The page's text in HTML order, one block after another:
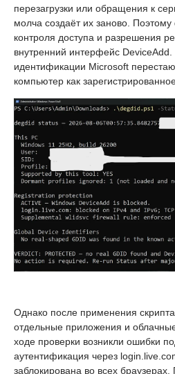
перезагрузки или обращения к
молча создаёт их заново.
контроля доступа и разрешения
внутренний интерфейс
идентификации Microsoft
компьютер как
Однако после применения скрипта
отдельные приложения и
ходе проверки возникли ошибки
аутентификация через
заблокирована во всех браузерах.